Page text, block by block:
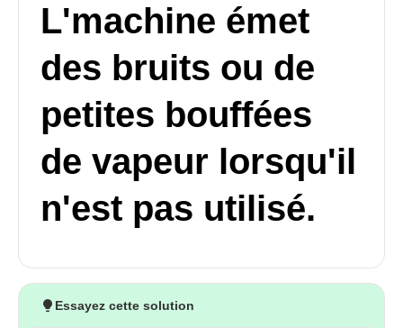
L'machine émet
des bruits ou de
petites bouffées
de vapeur lorsqu'il
n'est pas utilisé.
Essayez cette solution